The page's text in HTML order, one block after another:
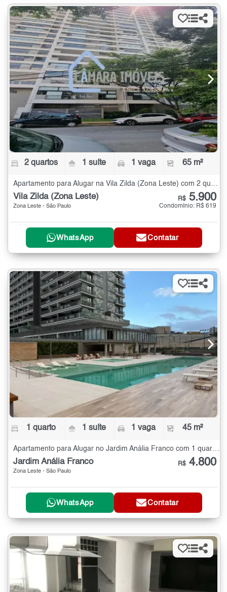
2 quartos 1 suíte 1 vaga 65 m²
Apartamento para Alugar na Vila Zilda (Zona Leste) com 2 quartos - 65 m²
Vila Zilda (Zona Leste)
Zona Leste - São Paulo
R$ 5.900
Condomínio: R$ 619
WhatsApp Contatar
1 quarto 1 suíte 1 vaga 45 m²
Apartamento para Alugar no Jardim Anália Franco com 1 quarto - 45 m²
Jardim Anália Franco
Zona Leste - São Paulo
R$ 4.800
WhatsApp Contatar